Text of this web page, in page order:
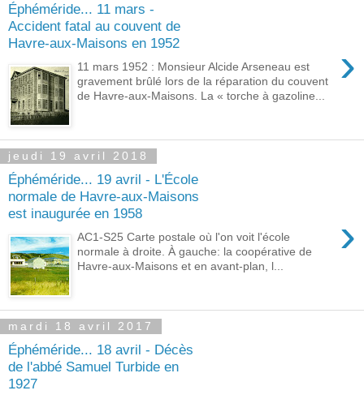
Éphéméride... 11 mars -
Accident fatal au couvent de
Havre-aux-Maisons en 1952
›
11 mars 1952 : Monsieur Alcide Arseneau est
gravement brûlé lors de la réparation du couvent
de Havre-aux-Maisons. La « torche à gazoline...
jeudi 19 avril 2018
Éphéméride... 19 avril - L'École
normale de Havre-aux-Maisons
est inaugurée en 1958
›
AC1-S25 Carte postale où l'on voit l'école
normale à droite. À gauche: la coopérative de
Havre-aux-Maisons et en avant-plan, l...
mardi 18 avril 2017
Éphéméride... 18 avril - Décès
de l'abbé Samuel Turbide en
1927